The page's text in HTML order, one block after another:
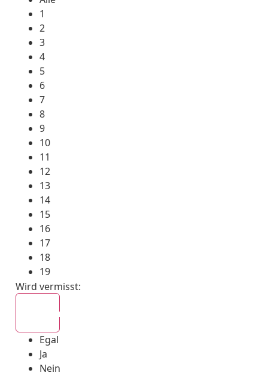
1
2
3
4
5
6
7
8
9
10
11
12
13
14
15
16
17
18
19
Wird vermisst:
Egal
Ja
Nein